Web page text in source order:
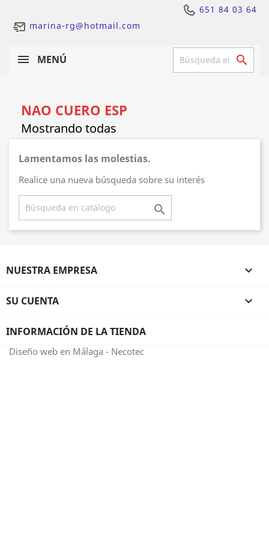
651 84 03 64
marina-rg@hotmail.com
MENÚ 
NAO CUERO ESP
Lamentamos las molestias.
Realice una nueva búsqueda sobre su interés

NUESTRA EMPRESA 
SU CUENTA 
INFORMACIÓN DE LA TIENDA
Diseño web en Málaga - Necotec